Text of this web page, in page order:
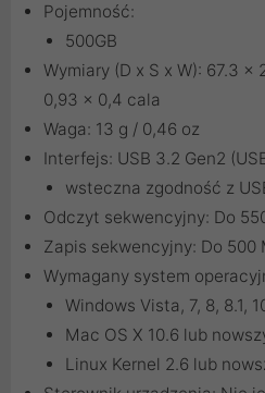
Pojemność:
500GB
Wymiary (D x S x W): 67.3 x
0,93 x 0,4 cala
Waga: 13 g / 0,46 oz
Interfejs: USB 3.2 Gen2
wsteczna zgodność z
Odczyt sekwencyjny: Do
Zapis sekwencyjny: Do 500
Wymagany system
Windows Vista, 7, 8, 8.1,
Mac OS X 10.6 lub
Linux Kernel 2.6 lub